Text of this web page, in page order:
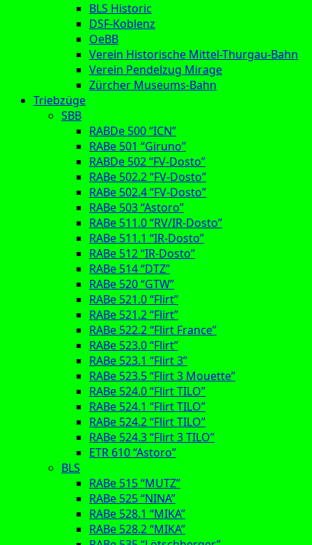
BLS Historic
DSF-Koblenz
OeBB
Verein Historische Mittel-Thurgau-Bahn
Verein Pendelzug Mirage
Zürcher Museums-Bahn
Triebzüge
SBB
RABDe 500 “ICN”
RABe 501 “Giruno”
RABDe 502 “FV-Dosto”
RABe 502.2 “FV-Dosto”
RABe 502.4 “FV-Dosto”
RABe 503 “Astoro”
RABe 511.0 “RV/IR-Dosto”
RABe 511.1 “IR-Dosto”
RABe 512 “IR-Dosto”
RABe 514 “DTZ”
RABe 520 “GTW”
RABe 521.0 “Flirt”
RABe 521.2 “Flirt”
RABe 522.2 “Flirt France”
RABe 523.0 “Flirt”
RABe 523.1 “Flirt 3”
RABe 523.5 “Flirt 3 Mouette”
RABe 524.0 “Flirt TILO”
RABe 524.1 “Flirt TILO”
RABe 524.2 “Flirt TILO”
RABe 524.3 “Flirt 3 TILO”
ETR 610 “Astoro”
BLS
RABe 515 “MUTZ”
RABe 525 “NINA”
RABe 528.1 “MIKA”
RABe 528.2 “MIKA”